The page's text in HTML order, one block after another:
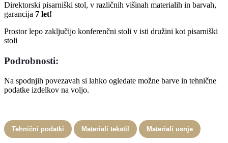
Direktorski pisarniški stol, v različnih višinah materialih in barvah,
garancija 7 let!
Prostor lepo zaključijo konferenčni stoli v isti družini kot pisarniški
stoli
Podrobnosti:
Na spodnjih povezavah si lahko ogledate možne barve in tehnične
podatke izdelkov na voljo.
Tehnični podatki Materiali tekstil Materiali usnje